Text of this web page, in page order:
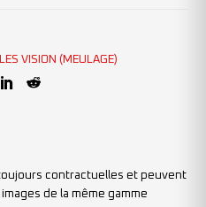
VISION (MEULAGE)
contractuelles et peuvent
de la même gamme